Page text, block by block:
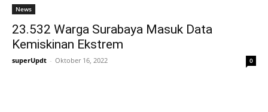
News
23.532 Warga Surabaya Masuk Data
Kemiskinan Ekstrem
superUpdt - Oktober 16, 2022 0